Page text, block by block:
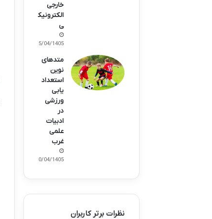
خارجی
الکترونیک
ی
15/04/1405
متدهای
نوین
استعداد
یابی
ورزشی
در
ادبیات
علمی
غرب
10/04/1405
نظرات برتر کاربران